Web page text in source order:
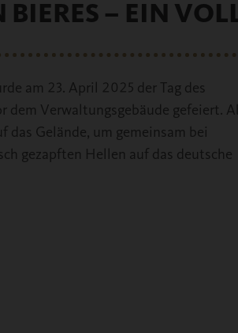
BIERES – EIN
am 23. April 2025 der Tag des
dem Verwaltungsgebäude gefeiert.
das Gelände, um gemeinsam bei
gezapften Hellen auf das deutsche